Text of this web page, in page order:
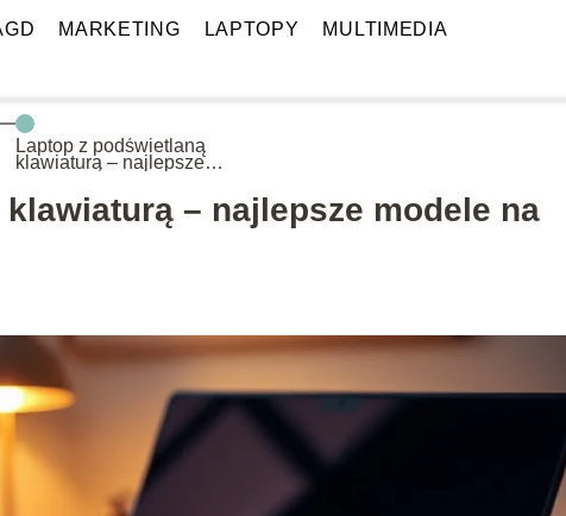
MARKETING LAPTOPY MULTIMEDIA
Laptop z podświetlaną
klawiaturą – najlepsze
– najlepsze modele na